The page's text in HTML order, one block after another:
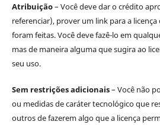
Atribuição– Você deve dar o crédito
referenciar), prover um link para a licença
foram feitas. Você deve fazê-lo em
mas de maneira alguma que sugira ao
seu uso.
Sem restrições adicionais– Você não
ou medidas de caráter tecnológico que
outros de fazerem algo que a licença